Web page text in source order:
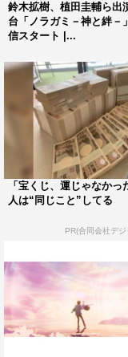
鈴木拡樹、植田圭輔ら出
台「ノラガミ－神と絆－
信スタート |...
「宝くじ、運じゃなかっ
人は“同じこと”してる
PR(合同会社デ